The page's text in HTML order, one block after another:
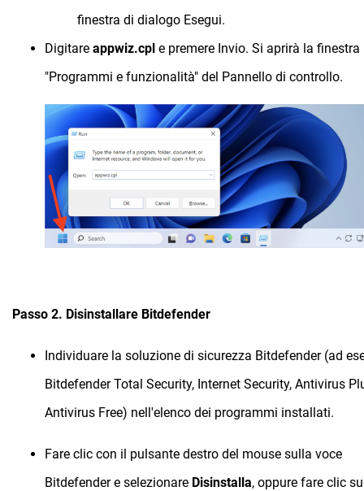
finestra di dialogo Esegui.
Digitare appwiz.cpl e premere Invio. Si aprirà la finestra
"Programmi e funzionalità" del Pannello di controllo.
Passo 2. Disinstallare Bitdefender
Individuare la soluzione di sicurezza Bitdefender (ad
Bitdefender Total Security, Internet Security, Antivirus
Antivirus Free) nell'elenco dei programmi installati.
Fare clic con il pulsante destro del mouse sulla voce
Bitdefender e selezionare Disinstalla, oppure fare clic